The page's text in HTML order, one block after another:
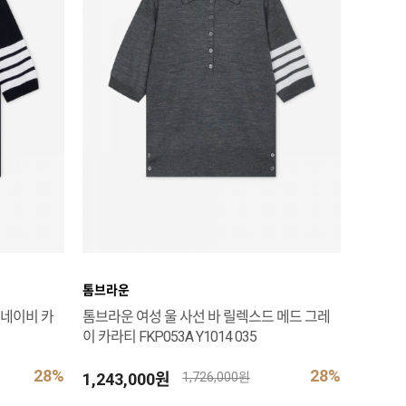
이비 카
28%
톰브라운
톰브라운 여성 울 사선 바 릴렉스드 메드 그레
이 카라티 FKP053A Y1014 035
1,243,000원 28%
1,726,000원